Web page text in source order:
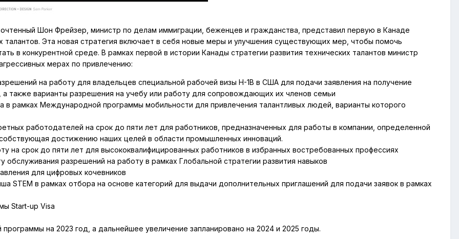
Шон Фрейзер, министр по делам иммиграции, беженцев и гражданства, представил первую в Канаде
талантов. Эта новая стратегия включает в себя новые меры и улучшения существующих мер, чтобы помочь
в конкурентной среде. В рамках первой в истории Канады стратегии развития технических талантов министр
мерах по привлечению:
на работу для владельцев специальной рабочей визы H-1B в США для подачи заявления на получение
также варианты разрешения на учебу или работу для сопровождающих их членов семьи
в рамках Международной программы мобильности для привлечения талантливых людей, варианты которого
работодателей на срок до пяти лет для работников, предназначенных для работы в компании, определенной
достижению наших целей в области промышленных инноваций.
на срок до пяти лет для высококвалифицированных работников в избранных востребованных профессиях
обслуживания разрешений на работу в рамках Глобальной стратегии развития навыков
для цифровых кочевников
STEM в рамках отбора на основе категорий для выдачи дополнительных приглашений для подачи заявок в рамках
Start-up Visa
на 2023 год, а дальнейшее увеличение запланировано на 2024 и 2025 годы.